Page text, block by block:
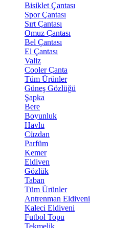
Bisiklet Çantası
Spor Çantası
Sırt Çantası
Omuz Çantası
Bel Çantası
El Çantası
Valiz
Cooler Çanta
Tüm Ürünler
Güneş Gözlüğü
Şapka
Bere
Boyunluk
Havlu
Cüzdan
Parfüm
Kemer
Eldiven
Gözlük
Taban
Tüm Ürünler
Antrenman Eldiveni
Kaleci Eldiveni
Futbol Topu
Tekmelik